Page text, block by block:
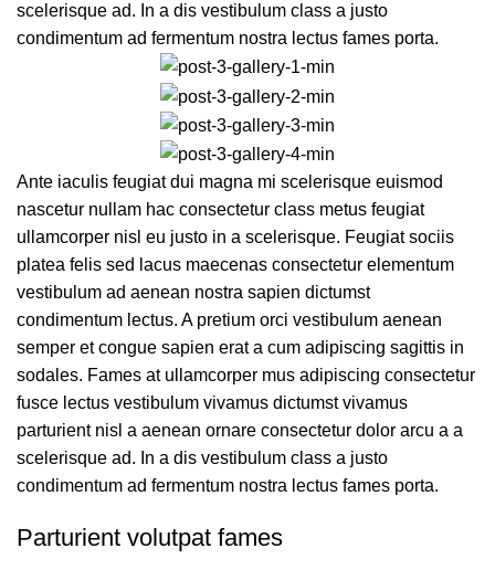
scelerisque ad. In a dis vestibulum class a justo
condimentum ad fermentum nostra lectus fames porta.
Ante iaculis feugiat dui magna mi scelerisque euismod
nascetur nullam hac consectetur class metus feugiat
ullamcorper nisl eu justo in a scelerisque. Feugiat sociis
platea felis sed lacus maecenas consectetur elementum
vestibulum ad aenean nostra sapien dictumst
condimentum lectus. A pretium orci vestibulum aenean
semper et congue sapien erat a cum adipiscing sagittis in
sodales. Fames at ullamcorper mus adipiscing consectetur
fusce lectus vestibulum vivamus dictumst vivamus
parturient nisl a aenean ornare consectetur dolor arcu a a
scelerisque ad. In a dis vestibulum class a justo
condimentum ad fermentum nostra lectus fames porta.
Parturient volutpat fames